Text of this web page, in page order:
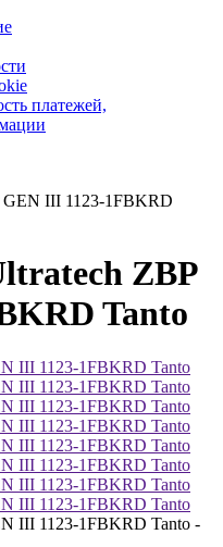
платежей,
III 1123-1FBKRD
ZBP
Tanto